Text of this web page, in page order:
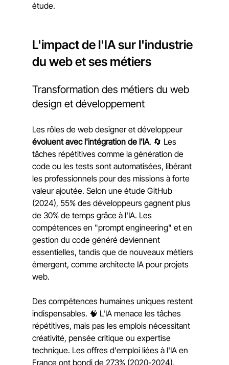
étude.
L'impact de l'IA sur l'industrie
du web et ses métiers
Transformation des métiers du web
design et développement
Les rôles de web designer et développeur
évoluent avec l'intégration de l'IA. 🔄 Les
tâches répétitives comme la génération de
code ou les tests sont automatisées, libérant
les professionnels pour des missions à forte
valeur ajoutée. Selon une étude GitHub
(2024), 55% des développeurs gagnent plus
de 30% de temps grâce à l'IA. Les
compétences en "prompt engineering" et en
gestion du code généré deviennent
essentielles, tandis que de nouveaux métiers
émergent, comme architecte IA pour projets
web.
Des compétences humaines uniques restent
indispensables. 🧠 L'IA menace les tâches
répétitives, mais pas les emplois nécessitant
créativité, pensée critique ou expertise
technique. Les offres d'emploi liées à l'IA en
France ont bondi de 273% (2020-2024),